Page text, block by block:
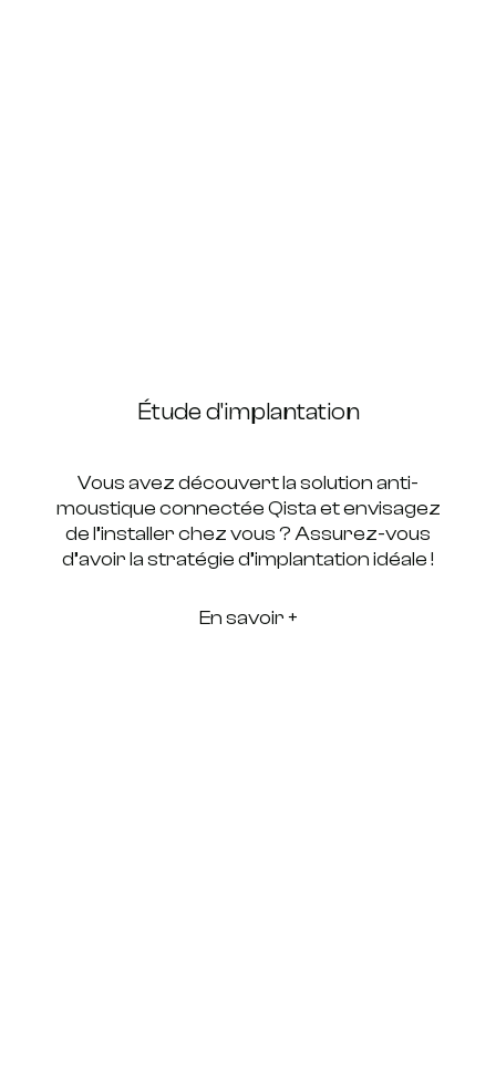
Étude d'implantation
Vous avez découvert la solution anti-
moustique connectée Qista et envisagez
de l’installer chez vous ? Assurez-vous
d’avoir la stratégie d’implantation idéale !
En savoir +